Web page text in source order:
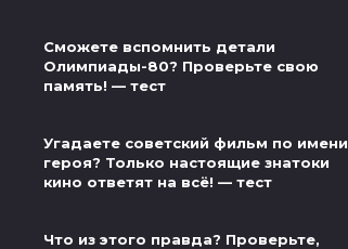
Сможете вспомнить детали
Олимпиады-80? Проверьте свою
память! — тест
Угадаете советский фильм по имени
героя? Только настоящие знатоки
кино ответят на всё! — тест
Что из этого правда? Проверьте,